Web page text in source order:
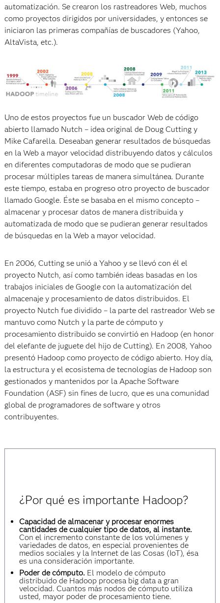
automatización. Se crearon los rastreadores Web, muchos
como proyectos dirigidos por universidades, y entonces se
iniciaron las primeras compañías de buscadores (Yahoo,
AltaVista, etc.).
Uno de estos proyectos fue un buscador Web de código
abierto llamado Nutch – idea original de Doug Cutting y
Mike Cafarella. Deseaban generar resultados de búsquedas
en la Web a mayor velocidad distribuyendo datos y cálculos
en diferentes computadoras de modo que se pudieran
procesar múltiples tareas de manera simultánea. Durante
este tiempo, estaba en progreso otro proyecto de buscador
llamado Google. Éste se basaba en el mismo concepto –
almacenar y procesar datos de manera distribuida y
automatizada de modo que se pudieran generar resultados
de búsquedas en la Web a mayor velocidad.
En 2006, Cutting se unió a Yahoo y se llevó con él el
proyecto Nutch, así como también ideas basadas en los
trabajos iniciales de Google con la automatización del
almacenaje y procesamiento de datos distribuidos. El
proyecto Nutch fue dividido – la parte del rastreador Web se
mantuvo como Nutch y la parte de cómputo y
procesamiento distribuido se convirtió en Hadoop (en honor
del elefante de juguete del hijo de Cutting). En 2008, Yahoo
presentó Hadoop como proyecto de código abierto. Hoy día,
la estructura y el ecosistema de tecnologías de Hadoop son
gestionados y mantenidos por la Apache Software
Foundation (ASF) sin fines de lucro, que es una comunidad
global de programadores de software y otros
contribuyentes.
¿Por qué es importante Hadoop?
Capacidad de almacenar y procesar enormes
cantidades de cualquier tipo de datos, al instante.
Con el incremento constante de los volúmenes y
variedades de datos, en especial provenientes de
medios sociales y la Internet de las Cosas (IoT), ésa
es una consideración importante.
Poder de cómputo. El modelo de cómputo
distribuido de Hadoop procesa big data a gran
velocidad. Cuantos más nodos de cómputo utiliza
usted, mayor poder de procesamiento tiene.